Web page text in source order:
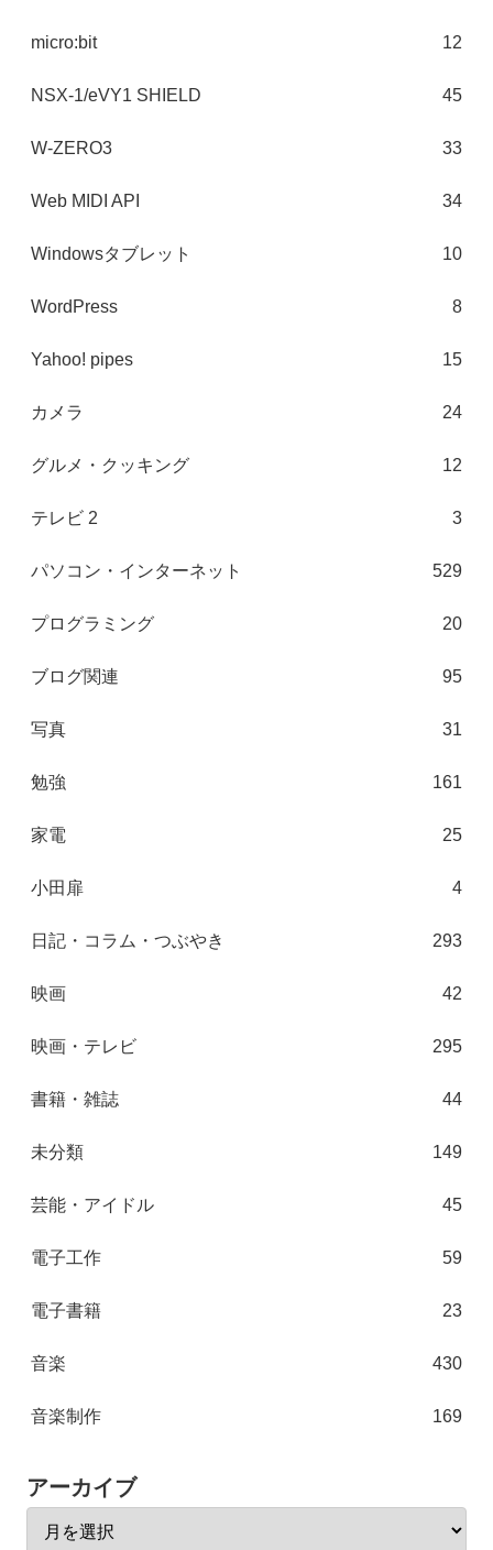
micro:bit 12
NSX-1/eVY1 SHIELD 45
W-ZERO3 33
Web MIDI API 34
Windowsタブレット 10
WordPress 8
Yahoo! pipes 15
カメラ 24
グルメ・クッキング 12
テレビ 2 3
パソコン・インターネット 529
プログラミング 20
ブログ関連 95
写真 31
勉強 161
家電 25
小田扉 4
日記・コラム・つぶやき 293
映画 42
映画・テレビ 295
書籍・雑誌 44
未分類 149
芸能・アイドル 45
電子工作 59
電子書籍 23
音楽 430
音楽制作 169
アーカイブ